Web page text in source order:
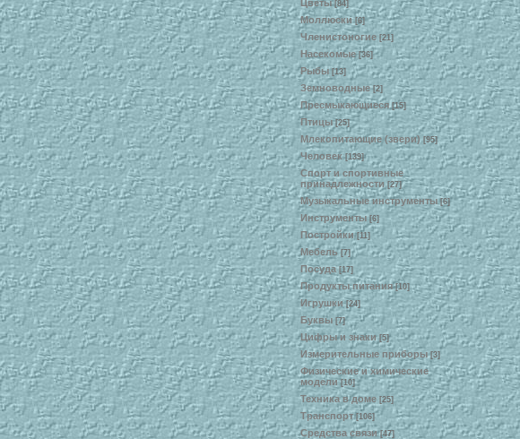
Цветы [84]
Моллюски [6]
Членистоногие [21]
Насекомые [36]
Рыбы [13]
Земноводные [2]
Пресмыкающиеся [15]
Птицы [25]
Млекопитающие (звери) [95]
Человек [139]
Спорт и спортивные
принадлежности [27]
Музыкальные инструменты [6]
Инструменты [6]
Постройки [11]
Мебель [7]
Посуда [17]
Продукты питания [10]
Игрушки [24]
Буквы [7]
Цифры и знаки [5]
Измерительные приборы [3]
Физические и химические
модели [10]
Техника в доме [25]
Транспорт [106]
Средства связи [47]